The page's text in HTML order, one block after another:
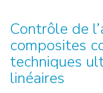
Contrôle de
composites
techniques
linéaires